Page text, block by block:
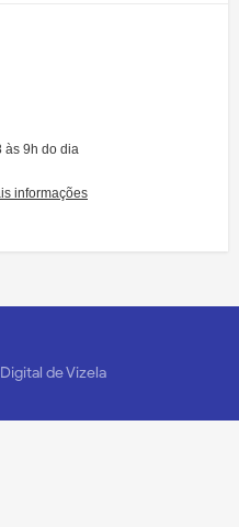
Digital de Vizela